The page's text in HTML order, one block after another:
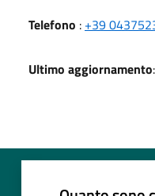
Telefono : +39
Ultimo aggiornamento